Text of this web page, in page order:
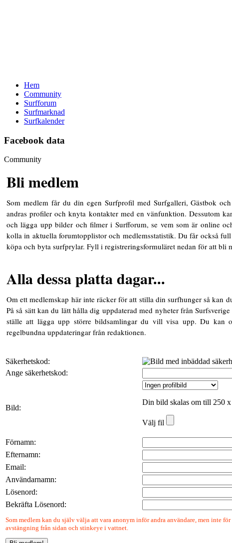
Hem
Community
Surfforum
Surfmarknad
Surfkalender
Facebook data
Community
Bli medlem
Som medlem får du din egen Surfprofil med Surfgalleri, Gästbok
andras profiler och knyta kontakter med en vänfunktion. Dessutom
och lägga upp bilder och filmer i Surfforum, se vem som är online
kolla in aktuella forumtopplistor och medlemsstatistik. Du får också
köpa och byta surfprylar. Fyll i registreringsformuläret nedan för att bli
Alla dessa platta dagar...
Om ett medlemskap här inte räcker för att stilla din surfhunger så kan
På så sätt kan du lätt hålla dig uppdaterad med nyheter från
ställe att lägga upp större bildsamlingar du vill visa upp. Du kan
regelbundna uppdateringar från redaktionen.
Säkerhetskod:
Ange säkerhetskod:
Bild:
Din bild skalas om till 250
Välj fil
Förnamn:
Efternamn:
Email:
Användarnamn:
Lösenord:
Bekräfta Lösenord:
Som medlem kan du själv välja att vara anonym inför andra användare, men inte
avstängning från sidan och stinkeye i vattnet.